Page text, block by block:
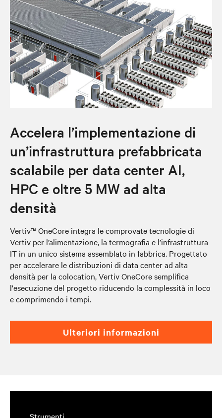
Accelera l’implementazione di
un’infrastruttura prefabbricata
scalabile per data center AI,
HPC e oltre 5 MW ad alta
densità
Vertiv™ OneCore integra le comprovate tecnologie di
Vertiv per l’alimentazione, la termografia e l’infrastruttura
IT in un unico sistema assemblato in fabbrica. Progettato
per accelerare le distribuzioni di data center ad alta
densità per la colocation, Vertiv OneCore semplifica
l'esecuzione del progetto riducendo la complessità in loco
e comprimendo i tempi.
ulteriori informazioni